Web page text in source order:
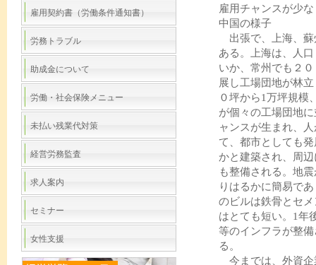
雇用チャンスが少
中国の様子
出張で、上海、蘇
ある。上海は、人
いか、常州でも２
展し工場団地が林
０坪から1万坪規模
が個々の工場団地
ャンスが生まれ、
て、都市としても
かと建築され、周
も整備される。地
りはるかに簡易で
のビルは鉄骨とセ
はとても短い。1年
等のインフラが整
る。
今までは、外資企
雇用契約書（労働条件通知書）
労務トラブル
助成金について
労働・社会保険メニュー
未払い残業代対策
経営労務監査
求人案内
セミナー
女性支援